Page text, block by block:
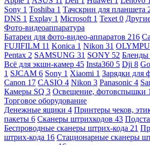
Sony 1 Toshiba 1 Тачскрин для планшета
DNS 1 Explay 1 Microsoft 1 Texet 0
Фото-видеоаппаратура
Батареи для фото-видео-аппаратов 216
FUJIFILM 11 Konica 1 Nikon 31
Pentax 2 SAMSUNG 31 SONY 52 Бленды
Всё для экшн-камер 45 Insta360 5 Dji 8
1 SJCAM 6 Sony 1 Xiaomi 1 Зарядки для
Canon 17 CASIO 4 Nikon 3 Panasonic 4
Камеры SQ 3 Освещение, фотовспышки
Торговое оборудование
Денежные ящики 4 Принтеры чеков,
пакеты 6 Сканеры штрихкодов 43
Беспроводные сканеры штрих-кода 21
штрих-кода 16 Стационарные сканеры